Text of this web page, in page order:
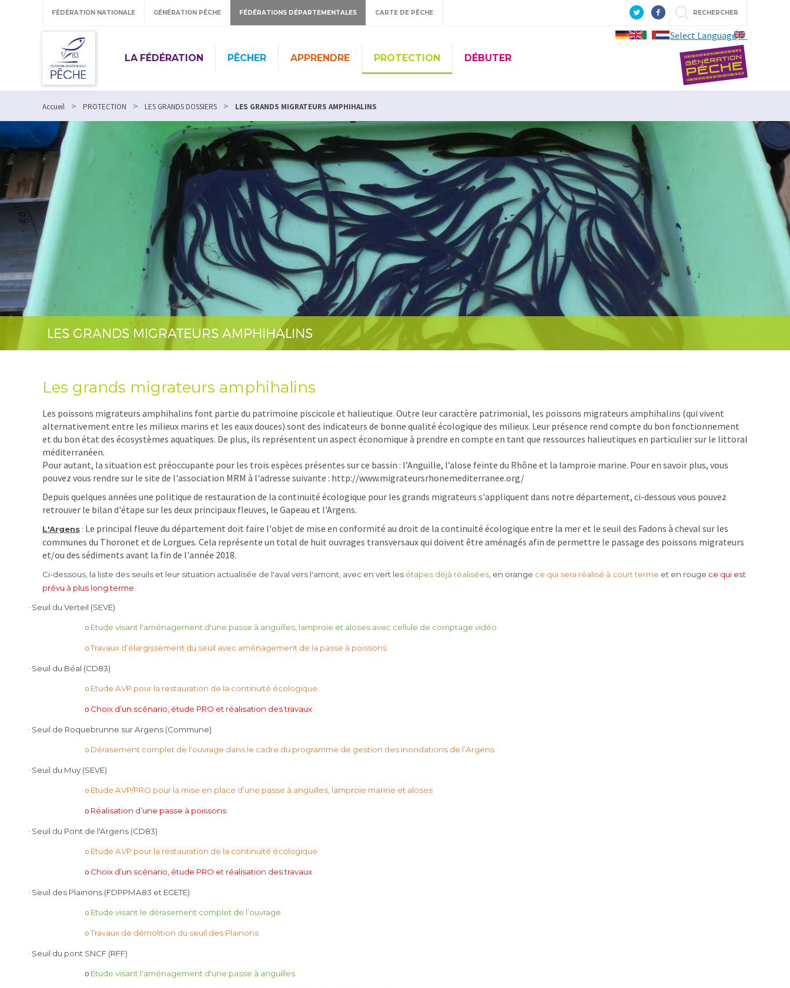
Select Language▼
FÉDÉRATION NATIONALE GÉNÉRATION PÊCHE FÉDÉRATIONS DÉPARTEMENTALES CARTE DE PÊCHE RECHERCHER
LA FÉDÉRATION PÊCHER APPRENDRE PROTECTION DÉBUTER
Accueil > PROTECTION > LES GRANDS DOSSIERS > LES GRANDS MIGRATEURS AMPHIHALINS
LES GRANDS MIGRATEURS AMPHIHALINS
Les grands migrateurs amphihalins
Les poissons migrateurs amphihalins font partie du patrimoine piscicole et halieutique. Outre leur caractère patrimonial, les poissons migrateurs amphihalins (qui vivent
alternativement entre les milieux marins et les eaux douces) sont des indicateurs de bonne qualité écologique des milieux. Leur présence rend compte du bon fonctionnement
et du bon état des écosystèmes aquatiques. De plus, ils représentent un aspect économique à prendre en compte en tant que ressources halieutiques en particulier sur le littoral
méditerranéen.
Pour autant, la situation est préoccupante pour les trois espèces présentes sur ce bassin : l’Anguille, l’alose feinte du Rhône et la lamproie marine. Pour en savoir plus, vous
pouvez vous rendre sur le site de l'association MRM à l'adresse suivante : http://www.migrateursrhonemediterranee.org/
Depuis quelques années une politique de restauration de la continuité écologique pour les grands migrateurs s'appliquent dans notre département, ci-dessous vous pouvez
retrouver le bilan d'étape sur les deux principaux fleuves, le Gapeau et l'Argens.
L'Argens : Le principal fleuve du département doit faire l'objet de mise en conformité au droit de la continuité écologique entre la mer et le seuil des Fadons à cheval sur les
communes du Thoronet et de Lorgues. Cela représente un total de huit ouvrages transversaux qui doivent être aménagés afin de permettre le passage des poissons migrateurs
et/ou des sédiments avant la fin de l'année 2018.
Ci-dessous, la liste des seuils et leur situation actualisée de l'aval vers l'amont, avec en vert les étapes déjà réalisées , en orange ce qui sera réalisé à court terme et en rouge ce qui est
prévu à plus long terme
· Seuil du Verteil (SEVE)
o Etude visant l'aménagement d'une passe à anguilles, lamproie et aloses avec cellule de comptage vidéo
o Travaux d’élargissement du seuil avec aménagement de la passe à poissons
· Seuil du Béal (CD83)
o Etude AVP pour la restauration de la continuité écologique
o Choix d’un scénario, étude PRO et réalisation des travaux
· Seuil de Roquebrunne sur Argens (Commune)
o Dérasement complet de l’ouvrage dans le cadre du programme de gestion des inondations de l’Argens
· Seuil du Muy (SEVE)
o Etude AVP/PRO pour la mise en place d’une passe à anguilles, lamproie marine et aloses
o Réalisation d’une passe à poissons
· Seuil du Pont de l'Argens (CD83)
o Etude AVP pour la restauration de la continuité écologique
o Choix d’un scénario, étude PRO et réalisation des travaux
· Seuil des Plainons (FDPPMA83 et EGETE)
o Etude visant le dérasement complet de l’ouvrage
o Travaux de démolition du seuil des Plainons
· Seuil du pont SNCF (RFF)
o Etude visant l'aménagement d'une passe à anguilles